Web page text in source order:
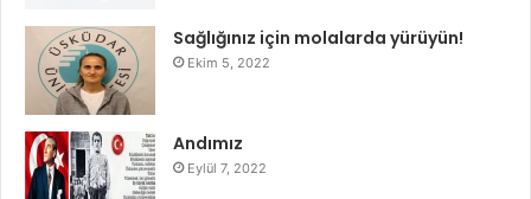
Sağlığınız için molalarda yürüyün!
Ekim 5, 2022
Andımız
Eylül 7, 2022